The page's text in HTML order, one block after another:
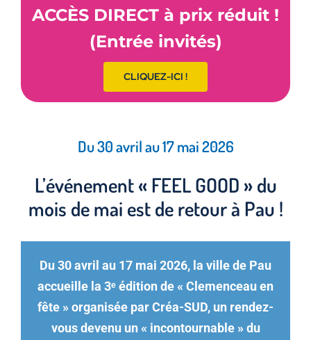
ACCÈS DIRECT à prix réduit !
(Entrée invités)
CLIQUEZ-ICI !
Du 30 avril au 17 mai 2026
L’événement « FEEL GOOD » du
mois de mai est de retour à Pau !
Du 30 avril au 17 mai 2026, la ville de Pau
accueille la 3ᵉ édition de « Clemenceau en
fête » organisée par Créa-SUD, un rendez-
vous devenu un « incontournable » du